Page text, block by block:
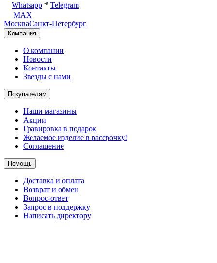
Whatsapp
Telegram
MAX
МоскваСанкт-Петербург
Компания
О компании
Новости
Контакты
Звезды с нами
Покупателям
Наши магазины
Акции
Гравировка в подарок
Желаемое изделие в рассрочку!
Соглашение
Помощь
Доставка и оплата
Возврат и обмен
Вопрос-ответ
Запрос в поддержку
Написать директору